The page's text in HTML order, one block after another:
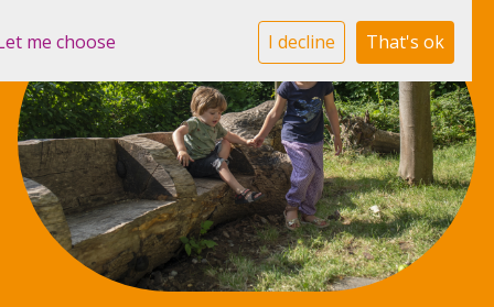
Ontwikkellijn
Alles over ons
Actueel
me choose I decline That's ok